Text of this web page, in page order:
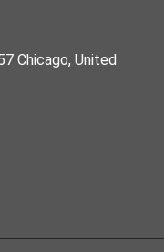
Chicago, United